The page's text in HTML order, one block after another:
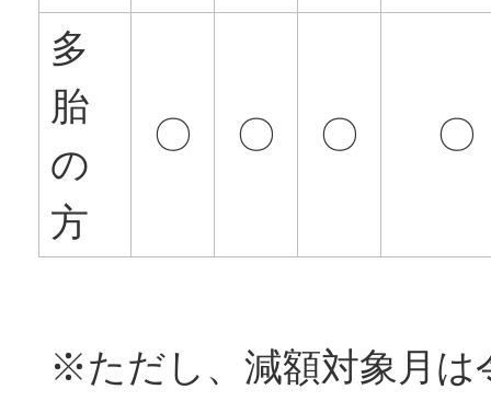
多
胎
の
方
〇 〇 〇 〇
※ただし、減額対象月は